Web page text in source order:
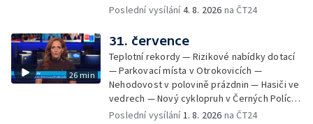
— Přestavba silnice přes Bzenec na
Zašové — Letní opravy divadel — Český hlas
ve vesmíru
Poslední vysílání4. 8. 2026 na ČT24
26 min
31. července
Teplotní rekordy — Rizikové nabídky dotací
— Parkovací místa v Otrokovicích —
Nehodovost v polovině prázdnin — Hasiči ve
vedrech — Nový cyklopruh v Černých Polích
— Květinová výstava ve Věžkách
Poslední vysílání1. 8. 2026 na ČT24